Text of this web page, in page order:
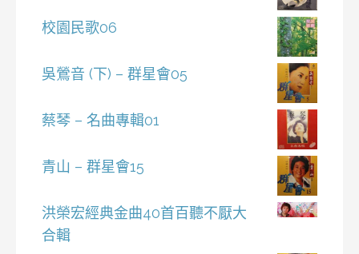
校園民歌06
吳鶯音 (下) – 群星會05
蔡琴 – 名曲專輯01
青山 – 群星會15
洪榮宏經典金曲40首百聽不厭大
合輯